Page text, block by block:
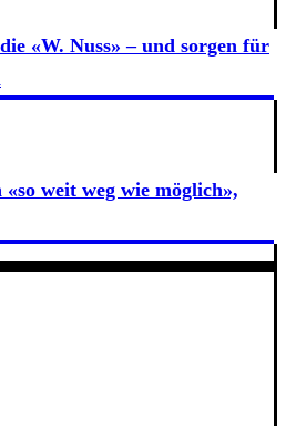
«W. Nuss» – und sorgen für
weit weg wie möglich»,